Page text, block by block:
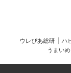
ウレぴあ総研 ハ
うまい